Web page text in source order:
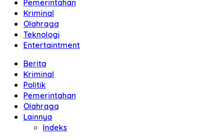
Pemerintahan
Kriminal
Olahraga
Teknologi
Entertaintment
Berita
Kriminal
Politik
Pemerintahan
Olahraga
Lainnya
Indeks